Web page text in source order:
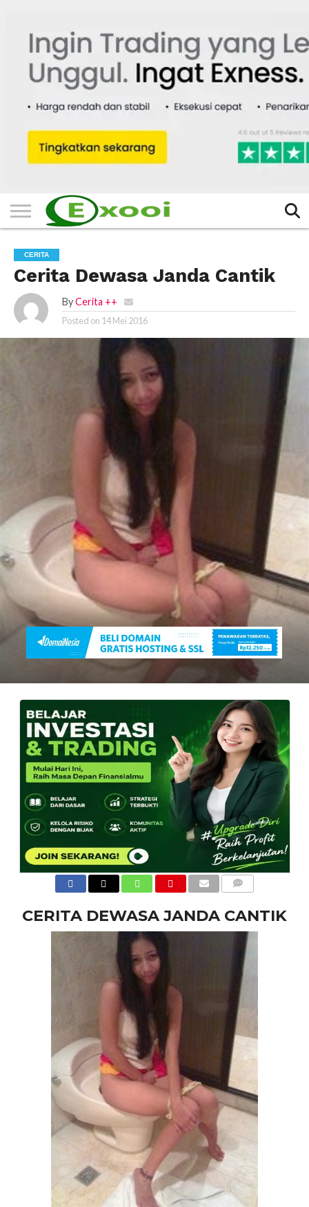
HOME
FILTER
BERITA
BIODATA
CERITA
CERPEN
EKSKLUSIF
FOTO
VIDEO
MORE
CERITA
Cerita Dewasa Janda Cantik
By Cerita ++
Posted on 14 Mei 2016
CERITA DEWASA JANDA CANTIK